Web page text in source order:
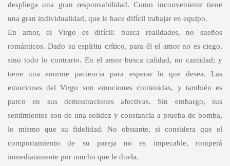
despliega una gran responsabilidad. Como inconveniente tiene
una gran individualidad, que le hace difícil trabajar en equipo.
En amor, el Virgo es difícil: busca realidades, no sueños
románticos. Dado su espíritu crítico, para él el amor no es ciego,
sino todo lo contrario. En el amor busca calidad, no cantidad; y
tiene una enorme paciencia para esperar lo que desea. Las
emociones del Virgo son emociones contenidas, y también es
parco en sus demostraciones afectivas. Sin embargo, sus
sentimientos son de una solidez y constancia a prueba de bomba,
lo mismo que su fidelidad. No obstante, si considera que el
comportamiento de su pareja no es impecable, romperá
inmediatamente por mucho que le duela.